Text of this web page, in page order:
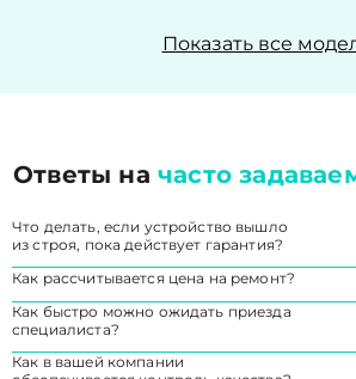
Показать все
Ответы начасто
Что делать, если устройство вышло
из строя, пока действует гарантия?
Как рассчитывается цена на ремонт?
Как быстро можно ожидать приезда
специалиста?
Как в вашей компании